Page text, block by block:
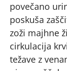
povečano
poskuša
zoži majhne
cirkulacija
težave z